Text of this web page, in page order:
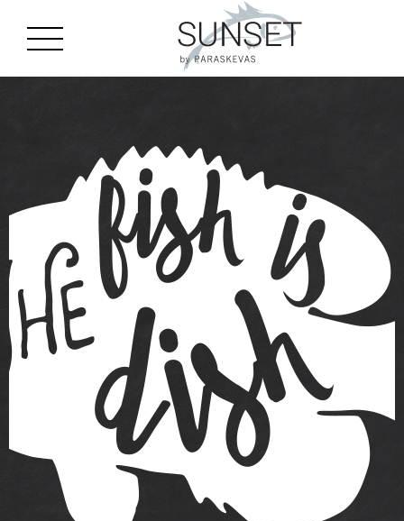
gtag('js', new Date()); gtag('config', 'G-J8CGC4MTQM');
Skip to main content
HISTORIAL
MENU
UBICACIÓN
EVENTOS
GALLERY
BOOK A TABLE
COMUNICACIÓN